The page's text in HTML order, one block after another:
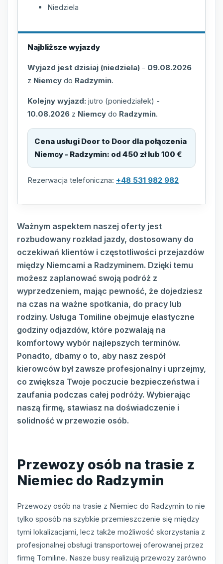
Niedziela
Najbliższe wyjazdy
Wyjazd jest dzisiaj (niedziela) - 09.08.2026
z Niemcy do Radzymin.
Kolejny wyjazd: jutro (poniedziałek) -
10.08.2026 z Niemcy do Radzymin.
Cena usługi Door to Door dla połączenia
Niemcy - Radzymin: od 450 zł lub 100 €
Rezerwacja telefoniczna: +48 531 982 982
Ważnym aspektem naszej oferty jest
rozbudowany rozkład jazdy, dostosowany do
oczekiwań klientów i częstotliwości przejazdów
między Niemcami a Radzyminem. Dzięki temu
możesz zaplanować swoją podróż z
wyprzedzeniem, mając pewność, że dojedziesz
na czas na ważne spotkania, do pracy lub
rodziny. Usługa Tomiline obejmuje elastyczne
godziny odjazdów, które pozwalają na
komfortowy wybór najlepszych terminów.
Ponadto, dbamy o to, aby nasz zespół
kierowców był zawsze profesjonalny i uprzejmy,
co zwiększa Twoje poczucie bezpieczeństwa i
zaufania podczas całej podróży. Wybierając
naszą firmę, stawiasz na doświadczenie i
solidność w przewozie osób.
Przewozy osób na trasie z
Niemiec do Radzymin
Przewozy osób na trasie z Niemiec do Radzymin to nie
tylko sposób na szybkie przemieszczenie się między
tymi lokalizacjami, lecz także możliwość skorzystania z
profesjonalnej obsługi transportowej oferowanej przez
firmę Tomiline. Nasze busy realizują przewozy zarówno